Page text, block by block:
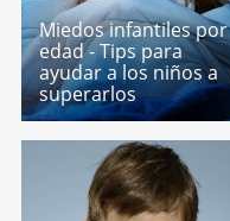
Miedos infantiles por
edad - Tips para
ayudar a los niños a
superarlos